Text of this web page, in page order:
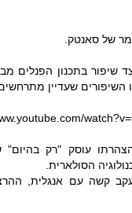
של סאנטק.
שעדיין מתרחשים
עוסק "רק
הסולארית.
קשה עם אנגלית,